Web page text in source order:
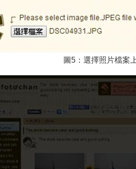
圖5：選擇照片檔案